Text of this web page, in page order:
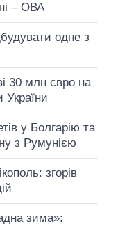
– ОВА
одне з
30 млн євро на
України
у Болгарію та
з Румунією
згорів
зима»: